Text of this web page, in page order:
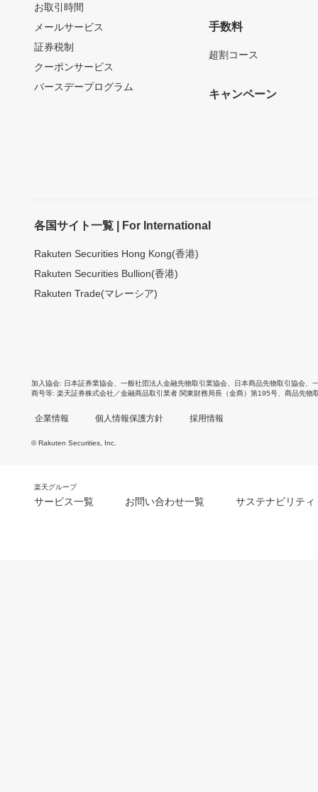
お取引時間
メールサービス
証券税制
クーポンサービス
バースデープログラム
手数料
超割コース
キャンペーン
各国サイト一覧 | For International
Rakuten Securities Hong Kong(香港)
Rakuten Securities Bullion(香港)
Rakuten Trade(マレーシア)
加入協会 日本証券業協会 一般社団法人金融先物取引業協会 日本商品先物取引協会
商号等 楽天証券株式会社／金融商品取引業者 関東財務局長（金商）第195号、商品先物
企業情報 個人情報保護方針 採用情報
© Rakuten Securities, Inc.
楽天グループ
サービス一覧 お問い合わせ一覧 サステナビリティ